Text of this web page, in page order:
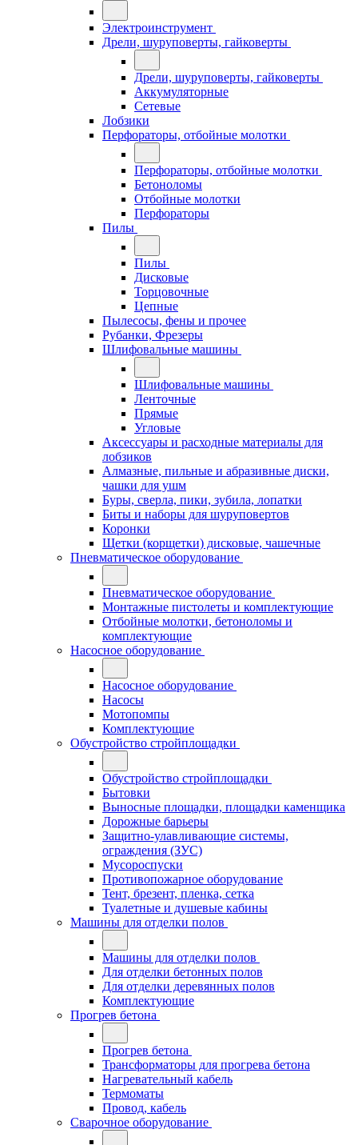
Электроинструмент
Дрели, шуруповерты, гайковерты
Дрели, шуруповерты, гайковерты
Аккумуляторные
Сетевые
Лобзики
Перфораторы, отбойные молотки
Перфораторы, отбойные молотки
Бетоноломы
Отбойные молотки
Перфораторы
Пилы
Пилы
Дисковые
Торцовочные
Цепные
Пылесосы, фены и прочее
Рубанки, Фрезеры
Шлифовальные машины
Шлифовальные машины
Ленточные
Прямые
Угловые
Аксессуары и расходные материалы для
лобзиков
Алмазные, пильные и абразивные диски,
чашки для ушм
Буры, сверла, пики, зубила, лопатки
Биты и наборы для шуруповертов
Коронки
Щетки (корщетки) дисковые, чашечные
Пневматическое оборудование
Пневматическое оборудование
Монтажные пистолеты и комплектующие
Отбойные молотки, бетоноломы и
комплектующие
Насосное оборудование
Насосное оборудование
Насосы
Мотопомпы
Комплектующие
Обустройство стройплощадки
Обустройство стройплощадки
Бытовки
Выносные площадки, площадки каменщика
Дорожные барьеры
Защитно-улавливающие системы,
ограждения (ЗУС)
Мусороспуски
Противопожарное оборудование
Тент, брезент, пленка, сетка
Туалетные и душевые кабины
Машины для отделки полов
Машины для отделки полов
Для отделки бетонных полов
Для отделки деревянных полов
Комплектующие
Прогрев бетона
Прогрев бетона
Трансформаторы для прогрева бетона
Нагревательный кабель
Термоматы
Провод, кабель
Сварочное оборудование